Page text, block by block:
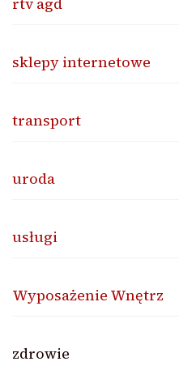
sklepy internetowe
transport
uroda
usługi
Wyposażenie Wnętrz
zdrowie